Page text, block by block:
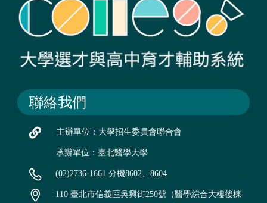
聯絡我們
主辦單位：大學招生委員會聯合會
承辦單位：臺北醫學大學
(02)2736-1661 分機8602、8604
110 臺北市信義區吳興街250號（醫學綜合大樓後棟